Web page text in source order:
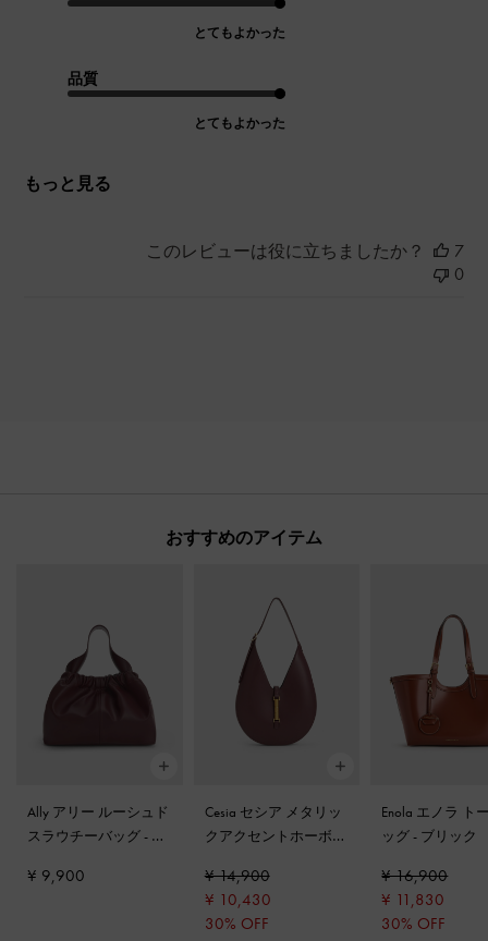
とてもよかった
品質
とてもよかった
もっと見る
このレビューは役に立ちましたか？
7
0
おすすめのアイテム
Ally アリー ルーシュド
スラウチーバッグ- ワ
¥ 9,900
Cesia セシア メタリッ
クアクセントホーボー
レッド
¥ 14,900
¥ 10,430
30% OFF
Enola エノラ ト
ッグ- ブリック
¥ 16,900
¥ 11,830
30% OFF